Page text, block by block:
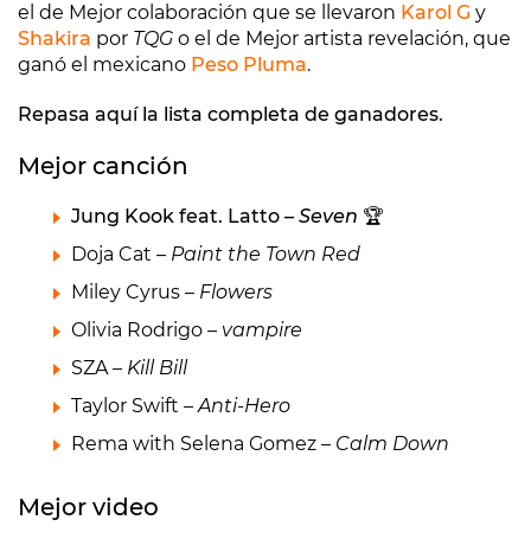
el de Mejor colaboración que se llevaron Karol G y
Shakira por TQG o el de Mejor artista revelación, que
ganó el mexicano Peso Pluma.
Repasa aquí la lista completa de ganadores.
Mejor canción
Jung Kook feat. Latto – Seven 🏆
Doja Cat – Paint the Town Red
Miley Cyrus – Flowers
Olivia Rodrigo – vampire
SZA – Kill Bill
Taylor Swift –Anti-Hero
Rema with Selena Gomez – Calm Down
Mejor video